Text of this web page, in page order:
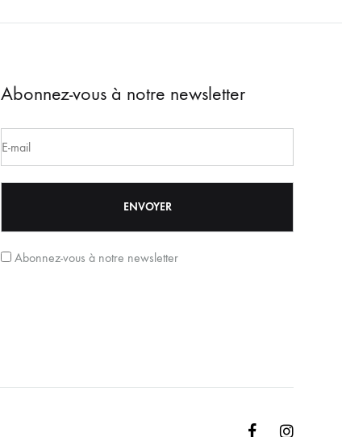
Abonnez-vous à notre newsletter
Abonnez-vous à notre newsletter
Facebook